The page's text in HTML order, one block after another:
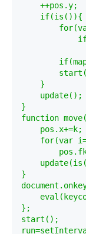
    ++pos.y;
    if(is()){
    }
    update();
}
function
    pos.x+=k;
for(var
}
};
start();